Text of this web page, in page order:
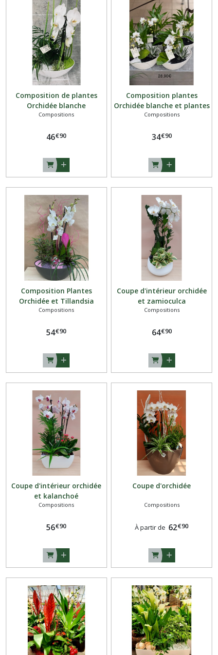
Composition de plantes
Orchidée blanche
Compositions
46€90
Composition plantes
Orchidée blanche et plantes
vertes
Compositions
34€90
Composition Plantes
Orchidée et Tillandsia
Compositions
54€90
Coupe d'intérieur orchidée
et zamioculca
Compositions
64€90
Coupe d'intérieur orchidée
et kalanchoé
Compositions
56€90
Coupe d'orchidée
Compositions
À partir de 62€90
fleuries
Plantes
grasses
cactus
Bouquet
les
résultats